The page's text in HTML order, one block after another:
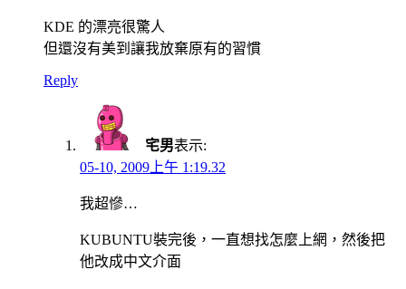
KDE 的漂亮很驚人
但還沒有美到讓我放棄原有的習慣
Reply
宅男表示:
05-10, 2009上午 1:19.32
我超慘…
KUBUNTU裝完後，一直想找怎麼上網，然後把
他改成中文介面